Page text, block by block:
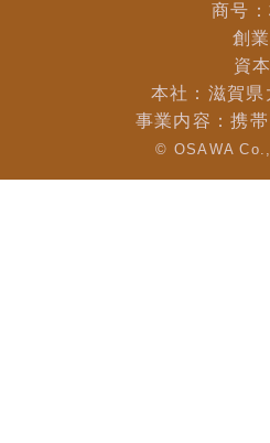
商号
創
資
本社：滋賀
事業内容：携
© OSAWA